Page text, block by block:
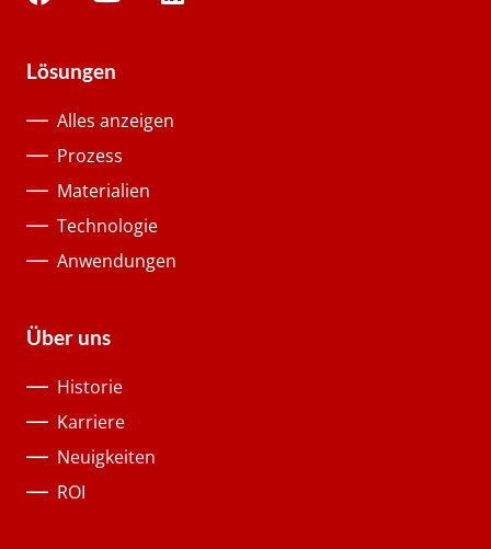
Lösungen
Alles anzeigen
Prozess
Materialien
Technologie
Anwendungen
Über uns
Historie
Karriere
Neuigkeiten
ROI